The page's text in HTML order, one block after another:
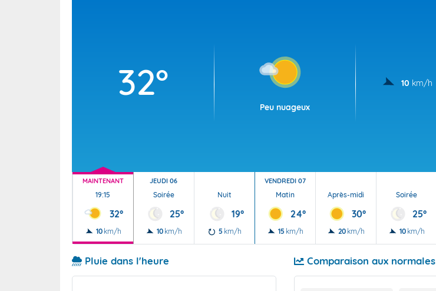
32°
Peu nuageux
10 km/h
MAINTENANT
19:15
32°
10 km/h
JEUDI 06
Soirée
25°
10 km/h
Nuit
19°
5 km/h
VENDREDI 07
Matin
24°
15 km/h
Après-midi
30°
20 km/h
Soirée
25°
10 km/h
Pluie dans l'heure Comparaison aux normales